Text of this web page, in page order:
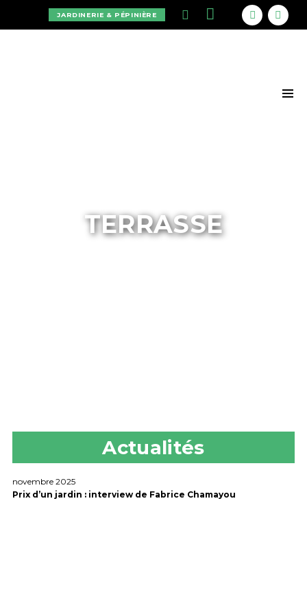
JARDINERIE & PÉPINIÈRE
TERRASSE
Actualités
novembre 2025
Prix d’un jardin : interview de Fabrice Chamayou